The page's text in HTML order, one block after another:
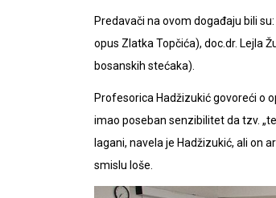
Predavači na ovom događaju bili
opus Zlatka Topčića), doc.dr. Lejla
bosanskih stećaka).
Profesorica Hadžizukić govoreći o
imao poseban senzibilitet da tzv.
lagani, navela je Hadžizukić, ali on
smislu loše.